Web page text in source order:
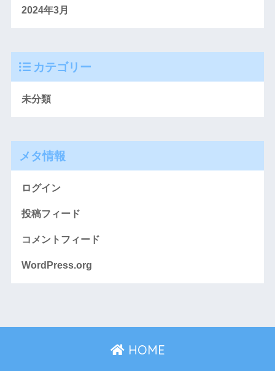
2024年3月
カテゴリー
未分類
メタ情報
ログイン
投稿フィード
コメントフィード
WordPress.org
HOME